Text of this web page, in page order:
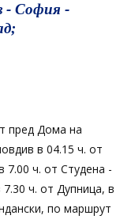
- София -
пред Дома на
в 04.15 ч. от
7.00 ч. от Студена -
ч. от Дупница, в
по маршрут